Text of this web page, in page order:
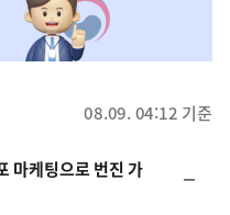
08.09. 04:12 기준
마케팅으로 번진 가